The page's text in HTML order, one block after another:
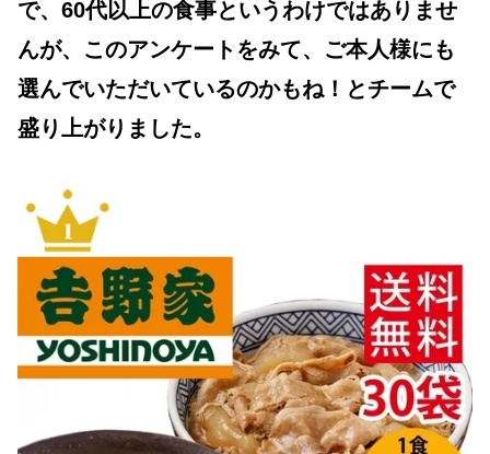
で、60代以上の食事というわけではありませ
んが、このアンケートをみて、ご本人様にも
選んでいただいているのかもね！とチームで
盛り上がりました。